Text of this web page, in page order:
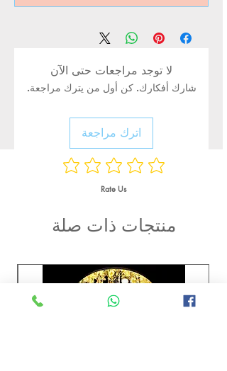
لا توجد مراجعات حتى الآن
شارك أفكارك. كن أول من يترك مراجعة.
اترك مراجعة
Rate Us
منتجات ذات صلة